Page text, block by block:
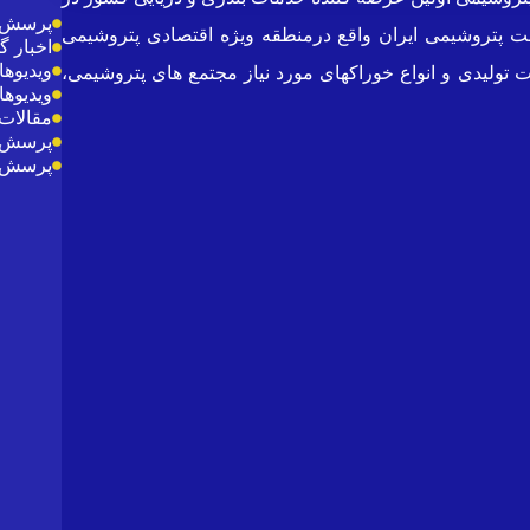
ناحیه مخازن و دو بندر بزرگ صنعت پتروشیمی ایران واقع درمنطقه ویژه اقتصادی پتروشیمی
و انواع خوراکهای مورد نیاز مجتمع های پتروشیمی،
پرسش
ویدیوها
ویدیوها
پرسش
پرسش